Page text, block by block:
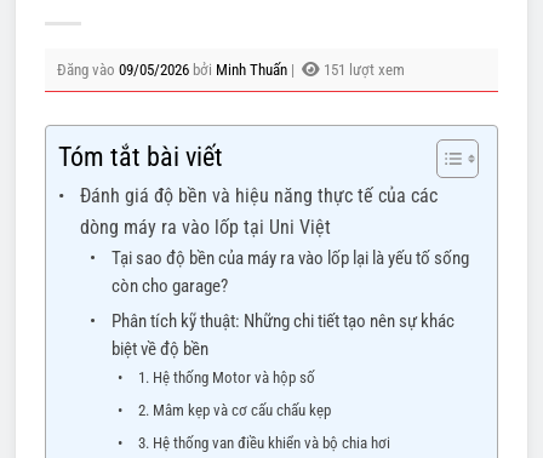
Đăng vào 09/05/2026 bởi Minh Thuấn | 151 lượt xem
Tóm tắt bài viết
Đánh giá độ bền và hiệu năng thực tế của các
dòng máy ra vào lốp tại Uni Việt
Tại sao độ bền của máy ra vào lốp lại là yếu tố sống
còn cho garage?
Phân tích kỹ thuật: Những chi tiết tạo nên sự khác
biệt về độ bền
1. Hệ thống Motor và hộp số
2. Mâm kẹp và cơ cấu chấu kẹp
3. Hệ thống van điều khiển và bộ chia hơi